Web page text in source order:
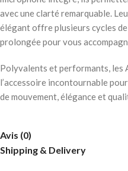
avec une clarté remarquable.
élégant offre plusieurs cycles
prolongée pour vous
Polyvalents et performants, les
l’accessoire incontournable
de mouvement, élégance et
Avis (0)
Shipping & Delivery